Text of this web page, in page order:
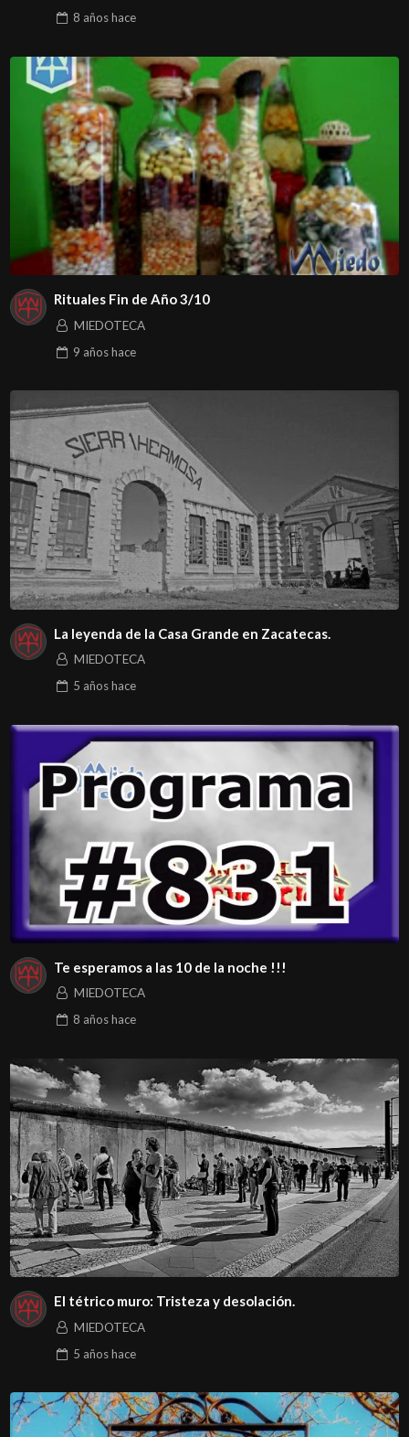
8 añoshace
Rituales Fin de Año 3/10
MIEDOTECA
9 añoshace
La leyenda de la Casa Grande en Zacatecas.
MIEDOTECA
5 añoshace
Te esperamos a las 10 de la noche !!!
MIEDOTECA
8 añoshace
El tétrico muro: Tristeza y desolación.
MIEDOTECA
5 añoshace